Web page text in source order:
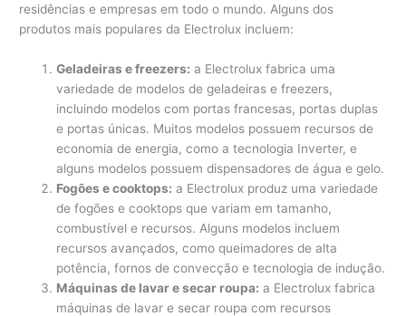
residências e empresas em todo o mundo. Alguns dos
produtos mais populares da Electrolux incluem:
Geladeiras e freezers: a Electrolux fabrica uma
variedade de modelos de geladeiras e freezers,
incluindo modelos com portas francesas, portas duplas
e portas únicas. Muitos modelos possuem recursos de
economia de energia, como a tecnologia Inverter, e
alguns modelos possuem dispensadores de água e gelo.
Fogões e cooktops: a Electrolux produz uma variedade
de fogões e cooktops que variam em tamanho,
combustível e recursos. Alguns modelos incluem
recursos avançados, como queimadores de alta
potência, fornos de convecção e tecnologia de indução.
Máquinas de lavar e secar roupa: a Electrolux fabrica
máquinas de lavar e secar roupa com recursos